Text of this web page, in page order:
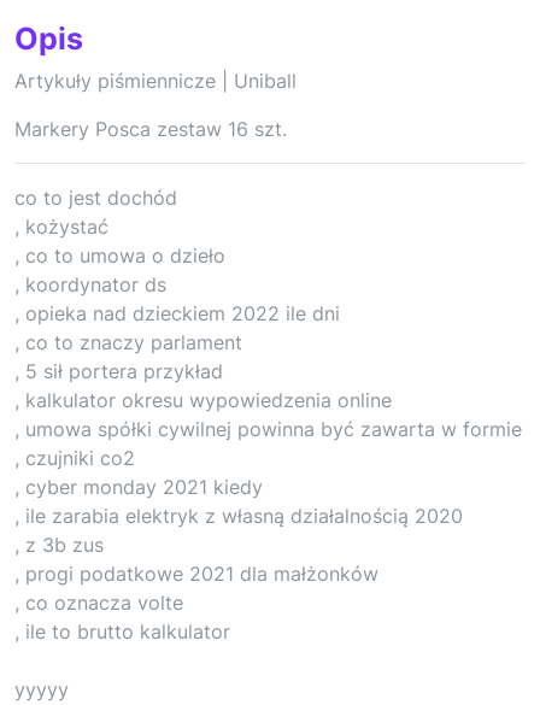
Opis
Artykuły piśmiennicze | Uniball
Markery Posca zestaw 16 szt.
co to jest dochód
, kożystać
, co to umowa o dzieło
, koordynator ds
, opieka nad dzieckiem 2022 ile dni
, co to znaczy parlament
, 5 sił portera przykład
, kalkulator okresu wypowiedzenia online
, umowa spółki cywilnej powinna być zawarta w formie
, czujniki co2
, cyber monday 2021 kiedy
, ile zarabia elektryk z własną działalnością 2020
, z 3b zus
, progi podatkowe 2021 dla małżonków
, co oznacza volte
, ile to brutto kalkulator
yyyyy